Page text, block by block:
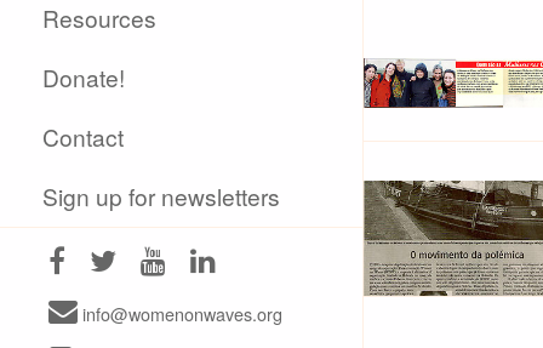
Resources
Donate!
Contact
Sign up for newsletters
info@womenonwaves.org